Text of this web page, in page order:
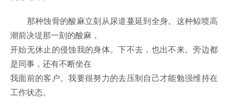
那种蚀骨的酸麻立刻从尿道蔓延到全身。这种鲸喷高
潮前决堤那一刻的酸麻，
开始无休止的侵蚀我的身体。下不去，也出不来。旁边都
是同事，还有不断坐在
我面前的客户。我要很努力的去压制自己才能勉强维持在
工作状态。